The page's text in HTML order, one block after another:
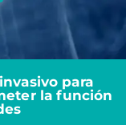
para
la función